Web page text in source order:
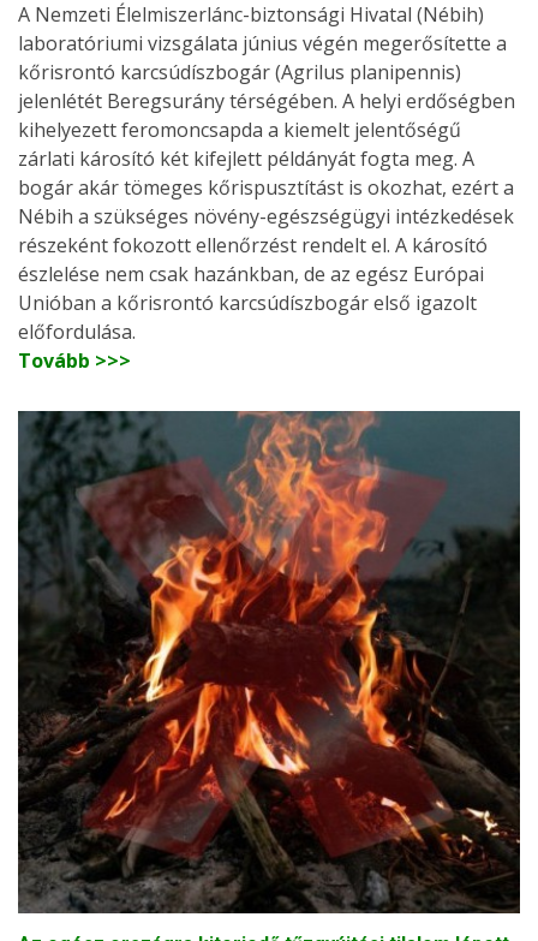
A Nemzeti Élelmiszerlánc-biztonsági Hivatal (Nébih)
laboratóriumi vizsgálata június végén megerősítette a
kőrisrontó karcsúdíszbogár (Agrilus planipennis)
jelenlétét Beregsurány térségében. A helyi erdőségben
kihelyezett feromoncsapda a kiemelt jelentőségű
zárlati károsító két kifejlett példányát fogta meg. A
bogár akár tömeges kőrispusztítást is okozhat, ezért a
Nébih a szükséges növény-egészségügyi intézkedések
részeként fokozott ellenőrzést rendelt el. A károsító
észlelése nem csak hazánkban, de az egész Európai
Unióban a kőrisrontó karcsúdíszbogár első igazolt
előfordulása.
Tovább >>>